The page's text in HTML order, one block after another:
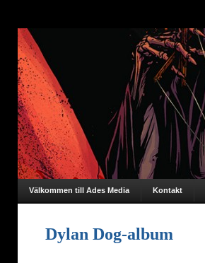
Välkommen till Ades Media Kontakt
Dylan Dog-album